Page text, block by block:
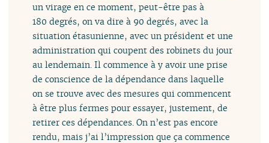
un virage en ce moment, peut-être pas à
180 degrés, on va dire à 90 degrés, avec la
situation étasunienne, avec un président et une
administration qui coupent des robinets du jour
au lendemain. Il commence à y avoir une prise
de conscience de la dépendance dans laquelle
on se trouve avec des mesures qui commencent
à être plus fermes pour essayer, justement, de
retirer ces dépendances. On n’est pas encore
rendu, mais j’ai l’impression que ça commence